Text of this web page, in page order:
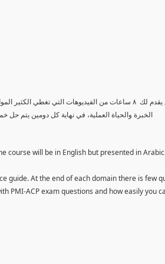
الكورس يقدم لك ٨ ساعات من الفيديوهات التي
الخبرة والحياة العملية، في نهاية كل دومين يتم
course will be in English but presented in
guide. At the end of each domain there is few
PMI-ACP exam questions and how easily you